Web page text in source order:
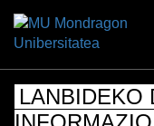
LANBIDEKO